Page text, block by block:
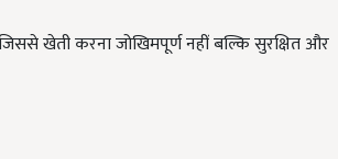
खेती करना जोखिमपूर्ण नहीं बल्कि सुरक्षित और